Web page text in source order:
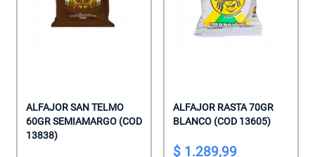
ALFAJOR SAN TELMO
60GR SEMIAMARGO (COD
13838)
1.289,99
ALFAJOR RASTA 70GR
BLANCO (COD 13605)